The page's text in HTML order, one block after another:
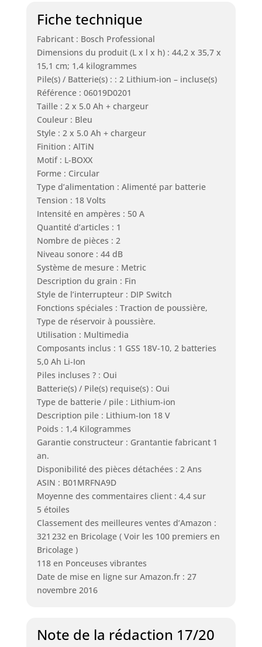
Fiche technique
Fabricant : Bosch Professional
Dimensions du produit (L x l x h) : 44,2 x 35,7 x
15,1 cm; 1,4 kilogrammes
Pile(s) / Batterie(s) : : 2 Lithium-ion – incluse(s)
Référence : 06019D0201
Taille : 2 x 5.0 Ah + chargeur
Couleur : Bleu
Style : 2 x 5.0 Ah + chargeur
Finition : AlTiN
Motif : L-BOXX
Forme : Circular
Type d’alimentation : Alimenté par batterie
Tension : 18 Volts
Intensité en ampères : 50 A
Quantité d’articles : 1
Nombre de pièces : 2
Niveau sonore : 44 dB
Système de mesure : Metric
Description du grain : Fin
Style de l’interrupteur : DIP Switch
Fonctions spéciales : Traction de poussière,
Type de réservoir à poussière.
Utilisation : Multimedia
Composants inclus : 1 GSS 18V-10, 2 batteries
5,0 Ah Li-Ion
Piles incluses ? : Oui
Batterie(s) / Pile(s) requise(s) : Oui
Type de batterie / pile : Lithium-ion
Description pile : Lithium-Ion 18 V
Poids : 1,4 Kilogrammes
Garantie constructeur : Grantantie fabricant 1
an.
Disponibilité des pièces détachées : 2 Ans
ASIN : B01MRFNA9D
Moyenne des commentaires client : 4,4 sur
5 étoiles
Classement des meilleures ventes d’Amazon :
321 232 en Bricolage ( Voir les 100 premiers en
Bricolage )
118 en Ponceuses vibrantes
Date de mise en ligne sur Amazon.fr : 27
novembre 2016
Note de la rédaction 17/20